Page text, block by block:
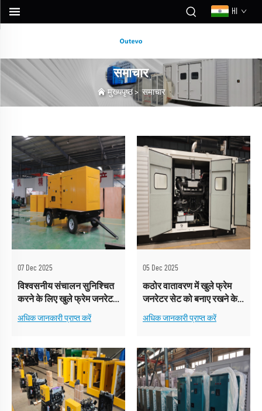
HI
समाचार
मुख्यपृष्ठ>समाचार
07 Dec 2025
विश्वसनीय संचालन सुनिश्चित
करने के लिए खुले फ्रेम जनरेटर
सेट के नियमित भाग निरीक्षण की
आवश्यकता होती है।
अधिक जानकारी प्राप्त करें
05 Dec 2025
कठोर वातावरण में खुले फ्रेम
जनरेटर सेट को बनाए रखने के
लिए मुख्य कदम क्या हैं?
अधिक जानकारी प्राप्त करें